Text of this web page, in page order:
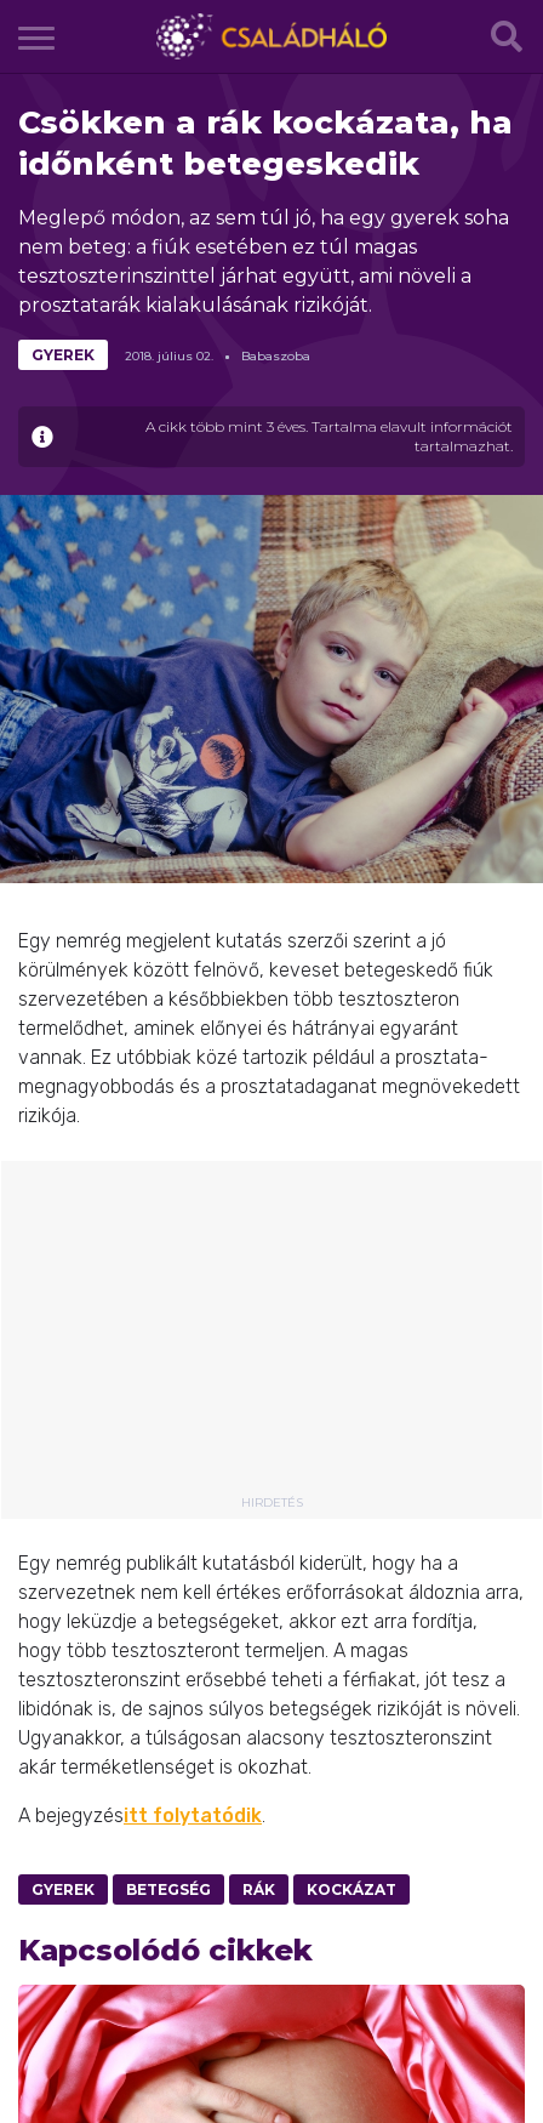
Csökken a rák kockázata, ha
időnként betegeskedik
Meglepő módon, az sem túl jó, ha egy gyerek soha
nem beteg: a fiúk esetében ez túl magas
tesztoszterinszinttel járhat együtt, ami növeli a
prosztatarák kialakulásának rizikóját.
A cikk több mint 3 éves. Tartalma elavult információt
tartalmazhat.
GYEREK 2018. július 02. Babaszoba
Egy nemrég megjelent kutatás szerzői szerint a jó
körülmények között felnövő, keveset betegeskedő fiúk
szervezetében a későbbiekben több tesztoszteron
termelődhet, aminek előnyei és hátrányai egyaránt
vannak. Ez utóbbiak közé tartozik például a prosztata-
megnagyobbodás és a prosztatadaganat megnövekedett
rizikója.
HIRDETÉS
Egy nemrég publikált kutatásból kiderült, hogy ha a
szervezetnek nem kell értékes erőforrásokat áldoznia arra,
hogy leküzdje a betegségeket, akkor ezt arra fordítja,
hogy több tesztoszteront termeljen. A magas
tesztoszteronszint erősebbé teheti a férfiakat, jót tesz a
libidónak is, de sajnos súlyos betegségek rizikóját is növeli.
Ugyanakkor, a túlságosan alacsony tesztoszteronszint
akár terméketlenséget is okozhat.
A bejegyzésitt folytatódik
GYEREK BETEGSÉG RÁK KOCKÁZAT
Kapcsolódó cikkek